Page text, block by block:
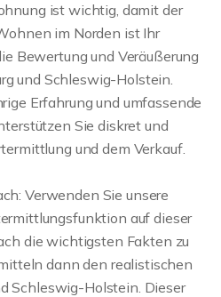
ist wichtig, damit der
im Norden ist Ihr
Bewertung und Veräußerung
und Schleswig-Holstein.
Erfahrung und umfassende
Sie diskret und
und dem Verkauf.
Verwenden Sie unsere
auf dieser
die wichtigsten Fakten zu
dann den realistischen
Schleswig-Holstein. Dieser